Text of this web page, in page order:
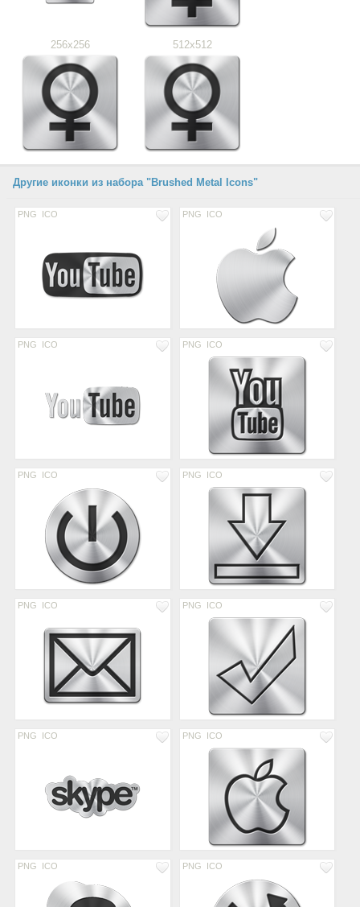
256x256 512x512
Другие иконки из набора "Brushed Metal Icons"
PNG ICO PNG ICO
PNG ICO PNG ICO
PNG ICO PNG ICO
PNG ICO PNG ICO
PNG ICO PNG ICO
PNG ICO PNG ICO